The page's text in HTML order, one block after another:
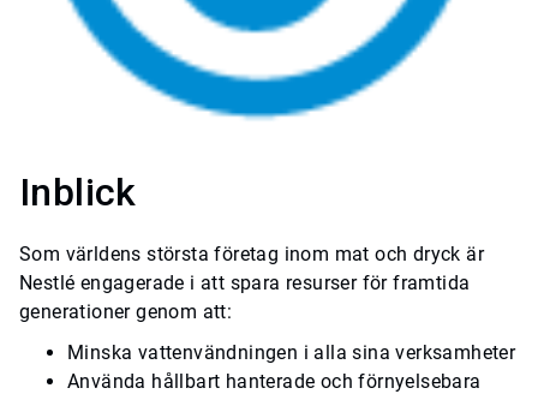
Inblick
Som världens största företag inom mat och dryck är
Nestlé engagerade i att spara resurser för framtida
generationer genom att:
Minska vattenvändningen i alla sina verksamheter
Använda hållbart hanterade och förnyelsebara